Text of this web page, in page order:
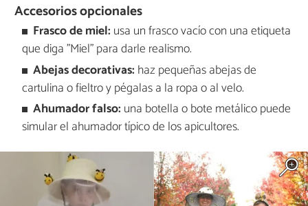
Accesorios opcionales
Frasco de miel: usa un frasco vacío con una etiqueta
que diga "Miel" para darle realismo.
Abejas decorativas: haz pequeñas abejas de
cartulina o fieltro y pégalas a la ropa o al velo.
Ahumador falso: una botella o bote metálico puede
simular el ahumador típico de los apicultores.